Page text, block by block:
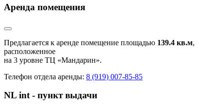
Аренда помещения
Предлагается к аренде помещение площадью 139.4 кв.м,
расположенное
на 3 уровне ТЦ «Мандарин».
Телефон отдела аренды: 8 (919) 007-85-85
NL int - пункт выдачи